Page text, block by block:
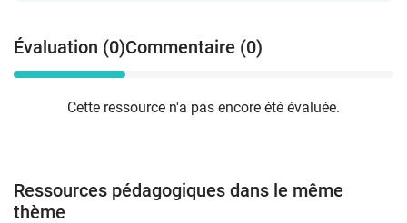
Évaluation (0)Commentaire (0)
Cette ressource n'a pas encore été évaluée.
Ressources pédagogiques dans le même
thème